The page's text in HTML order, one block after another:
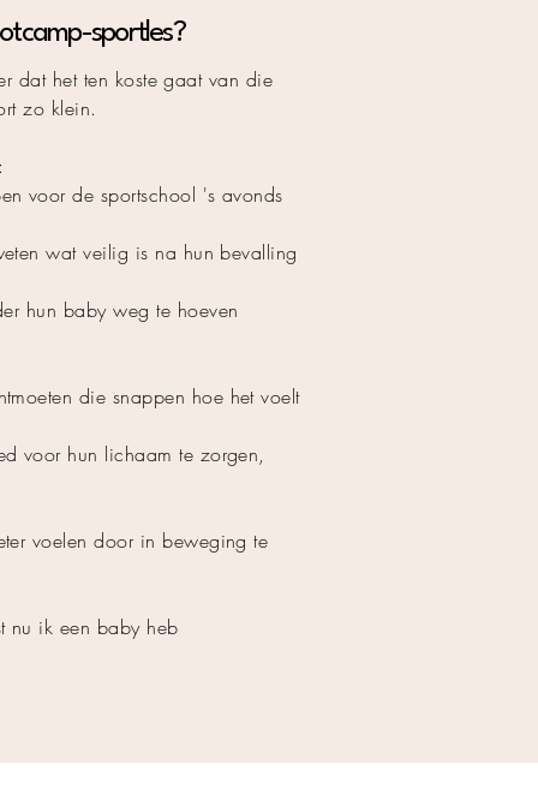
sportles?
dat het ten koste gaat van die
zo klein.
voor de sportschool 's avonds
wat veilig is na hun bevalling
hun baby weg te hoeven
die snappen hoe het voelt
voor hun lichaam te zorgen,
voelen door in beweging te
nu ik een baby heb